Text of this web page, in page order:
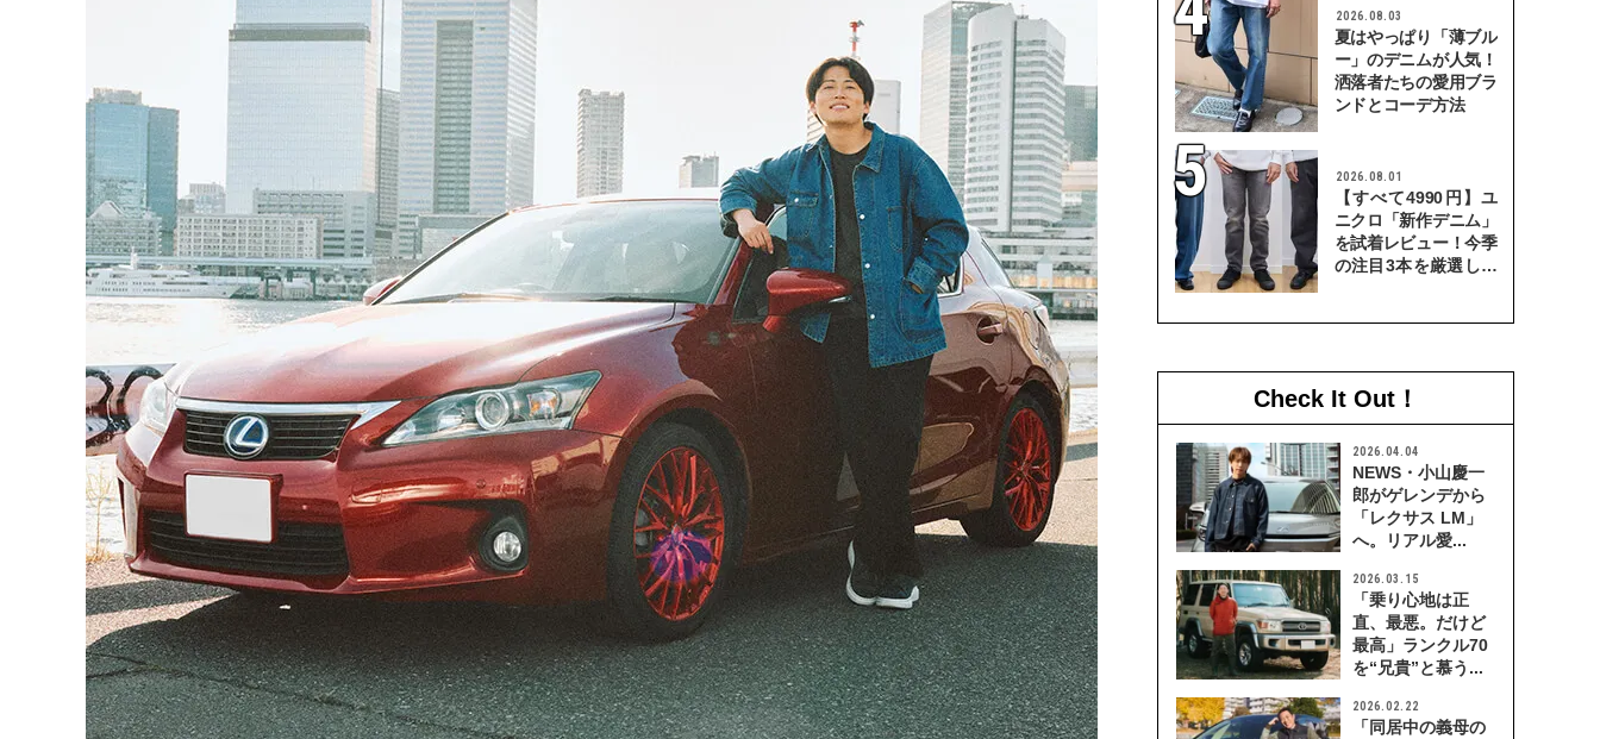
2026.08.03
夏はやっぱり「薄ブル
ー」のデニムが人気！
洒落者たちの愛用ブラ
ンドとコーデ方法
2026.08.01
【すべて4990円】ユ
ニクロ「新作デニム」
を試着レビュー！今季
の注目3本を厳選して
Check It Out！
2026.04.04
NEWS・小山慶一
郎がゲレンデから
「レクサス LM」
へ。リアル愛...
2026.03.15
「乗り心地は正
直、最悪。だけど
最高」ランクル70
を“兄貴”と慕う...
2026.02.22
「同居中の義母の